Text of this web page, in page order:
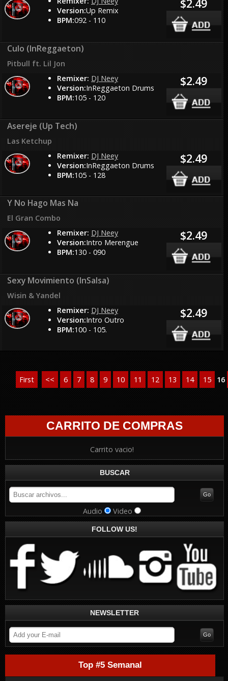
Version:Up Remix
BPM:092 - 110
$2.49
Culo (InReggaeton)
Pitbull ft. Lil Jon
Remixer: DJ Neey
Version:InReggaeton Drums
BPM:105 - 120
$2.49
Asereje (Up Tech)
Las Ketchup
Remixer: DJ Neey
Version:InReggaeton Drums
BPM:105 - 128
$2.49
Y No Hago Mas Na
El Gran Combo
Remixer: DJ Neey
Version:Intro Merengue
BPM:130 - 090
$2.49
Sexy Movimiento (InSalsa)
Wisin & Yandel
Remixer: DJ Neey
Version:Intro Outro
BPM:100 - 105.
$2.49
First << 6 7 8 9 10 11 12 13 14 15 16
CARRITO DE COMPRAS
Carrito vacio!
BUSCAR
Audio Video
FOLLOW US!
NEWSLETTER
Top #5 Semanal